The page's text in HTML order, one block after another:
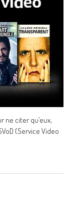
ne citer qu’eux,
(Service Video